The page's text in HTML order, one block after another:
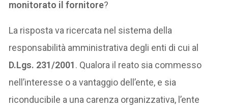
monitorato il fornitore?
La risposta va ricercata nel sistema della
responsabilità amministrativa degli enti di cui al
D.Lgs. 231/2001. Qualora il reato sia commesso
nell’interesse o a vantaggio dell’ente, e sia
riconducibile a una carenza organizzativa, l’ente